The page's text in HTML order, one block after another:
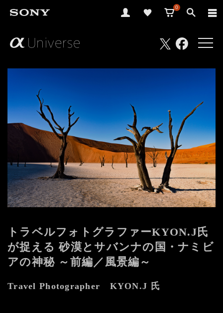
0
さ
あ、
世
界
へ。
Universe
TwitterFacebook
トラベルフォトグラファーKYON.J氏
が捉える砂漠とサバンナの国・ナミビ
アの神秘 ～前編／風景編～
Travel Photographer KYON.J 氏